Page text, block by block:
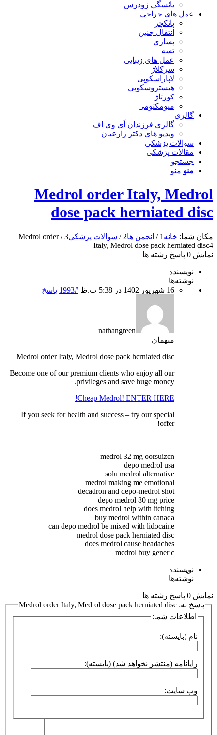
یائسگی زودرس
عمل های جراحی
پانکچر
انتقال جنین
پساری
تسه
عمل های زیبایی
سرکلاژ
لاپاراسکوپی
هیستروسکوپی
کورتاژ
میومکتومی
گالری
گالری فرزندان آی وی اف
ویدیو های دکتر زارعیان
سوالات پزشکی
مقالات پزشکی
جستجو
منو منو
Medrol order Italy, Medrol
dose pack herniated disc
مکان شما: خانه 1
/ انجمن ها2
/ سوالات پزشکی3
/
Medrol order
Italy, Medrol dose pack herniated disc4
نمایش 0 پاسخ رشته ها
نویسنده
نوشته‌ها
16 شهریور 1402 در 5:38 ب.ظ
#1993 پاسخ
nathangreen
میهمان
Medrol order Italy, Medrol dose pack herniated disc
Become one of our premium clients who enjoy all our
privileges and save huge money.
Cheap Medrol! ENTER HERE!
If you seek for health and success – try our special
offer!
————————————
medrol 32 mg oorsuizen
depo medrol usa
solu medrol alternative
medrol making me emotional
decadron and depo-medrol shot
depo medrol 80 mg price
does medrol help with itching
buy medrol within canada
can depo medrol be mixed with lidocaine
medrol dose pack herniated disc
does medrol cause headaches
medrol buy generic
نویسنده
نوشته‌ها
نمایش 0 پاسخ رشته ها
پاسخ به: Medrol order Italy, Medrol dose pack herniated disc
اطلاعات شما:
نام (بایسته):
رایانامه (منتشر نخواهد شد) (بایسته):
وب سایت: